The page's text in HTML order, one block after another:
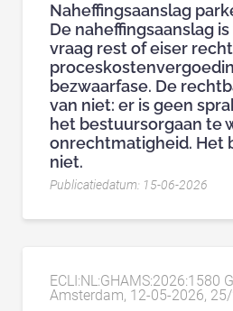
Naheffingsaanslag
De naheffingsaanslag
vraag rest of eiser
bezwaarfase. De
van niet: er is geen
het bestuursorgaan te
onrechtmatigheid. Het
niet.
Publicatiedatum: 15-06-2026
ECLI:NL:GHAMS:2026:1580
Amsterdam, 12-05-2026,